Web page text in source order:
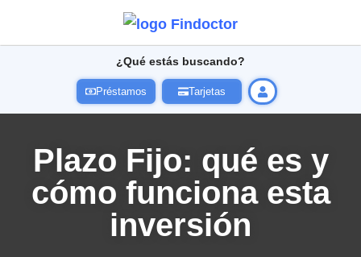
¿Qué estás buscando?
Préstamos Tarjetas
Plazo Fijo: qué es y
cómo funciona esta
inversión